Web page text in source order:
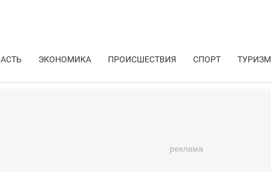
ЭКОНОМИКА ПРОИСШЕСТВИЯ СПОРТ ТУРИЗМ